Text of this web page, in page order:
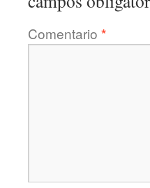
Comentario *